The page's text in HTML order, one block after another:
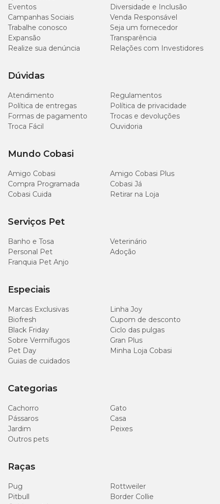
Onde comprar Brinquedo Kong Comfort Kiddos Jumbo?
Kiddos Jumbo
por todo o Brasil.
Garanta agora essa pelúcia irresistível e torne o dia do seu pet ainda
mais divertido e acolhedor!
Eventos
Diversidade e Inclusão
Campanhas Sociais
Venda Responsável
Trabalhe conosco
Seja um fornecedor
Expansão
Transparência
Realize sua denúncia
Relações com Investidores
Dúvidas
Atendimento
Regulamentos
Política de entregas
Política de privacidade
Formas de pagamento
Trocas e devoluções
Troca Fácil
Ouvidoria
Mundo Cobasi
Amigo Cobasi
Amigo Cobasi Plus
Compra Programada
Cobasi Já
Cobasi Cuida
Retirar na Loja
Serviços Pet
Banho e Tosa
Veterinário
Personal Pet
Adoção
Franquia Pet Anjo
Especiais
Marcas Exclusivas
Linha Joy
Biofresh
Cupom de desconto
Black Friday
Ciclo das pulgas
Sobre Vermífugos
Gran Plus
Pet Day
Minha Loja Cobasi
Guias de cuidados
Categorias
Cachorro
Gato
Pássaros
Casa
Jardim
Peixes
Outros pets
Raças
Pug
Rottweiler
Pitbull
Border Collie